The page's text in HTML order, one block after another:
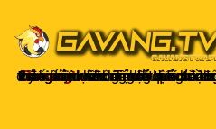
Gavangtv không chỉ là nơi xem bóng mà còn là một cộng đồng để người hâm mộ kết nối và trao đổi cảm xúc. Trong quá trình theo dõi, khán giả có thể chia sẻ ý kiến, dự đoán kết quả hoặc thảo luận về chiến thuật của đội bóng.